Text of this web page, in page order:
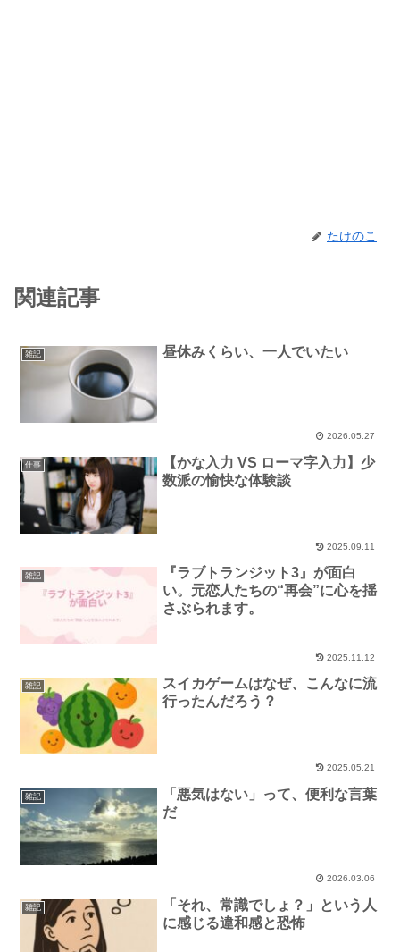
たけのこ
関連記事
雑記 昼休みくらい、一人でいたい
2026.05.27
仕事
【かな入力 VS ローマ字入力】少
数派の愉快な体験談
2025.09.11
雑記
『ラブトランジット3』が面白
い。元恋人たちの“再会”に心を揺
さぶられます。
2025.11.12
雑記
スイカゲームはなぜ、こんなに流
行ったんだろう？
2025.05.21
雑記
「悪気はない」って、便利な言葉
だ
2026.03.06
雑記
「それ、常識でしょ？」という人
に感じる違和感と恐怖